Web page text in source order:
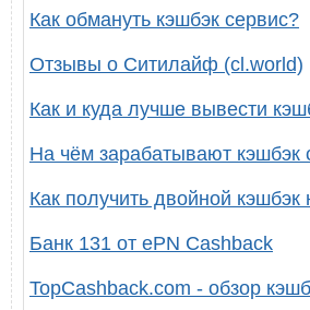
Как обмануть кэшбэк сервис?
Отзывы о Ситилайф (cl.world)
Как и куда лучше вывести
На чём зарабатывают кэшбэк
Как получить двойной кэшбэк
Банк 131 от ePN Cashback
TopCashback.com - обзор